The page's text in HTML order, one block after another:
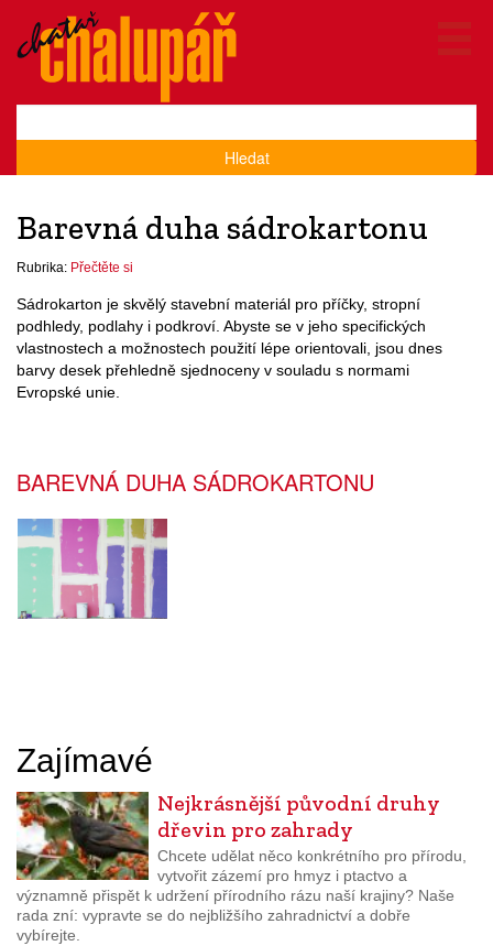
Hledat
Barevná duha sádrokartonu
Rubrika: Přečtěte si
Sádrokarton je skvělý stavební materiál pro příčky, stropní
podhledy, podlahy i podkroví. Abyste se v jeho specifických
vlastnostech a možnostech použití lépe orientovali, jsou dnes
barvy desek přehledně sjednoceny v souladu s normami
Evropské unie.
BAREVNÁ DUHA SÁDROKARTONU
Zajímavé
Nejkrásnější původní druhy
dřevin pro zahrady
Chcete udělat něco konkrétního pro přírodu,
vytvořit zázemí pro hmyz i ptactvo a
významně přispět k udržení přírodního rázu naší krajiny? Naše
rada zní: vypravte se do nejbližšího zahradnictví a dobře
vybírejte.